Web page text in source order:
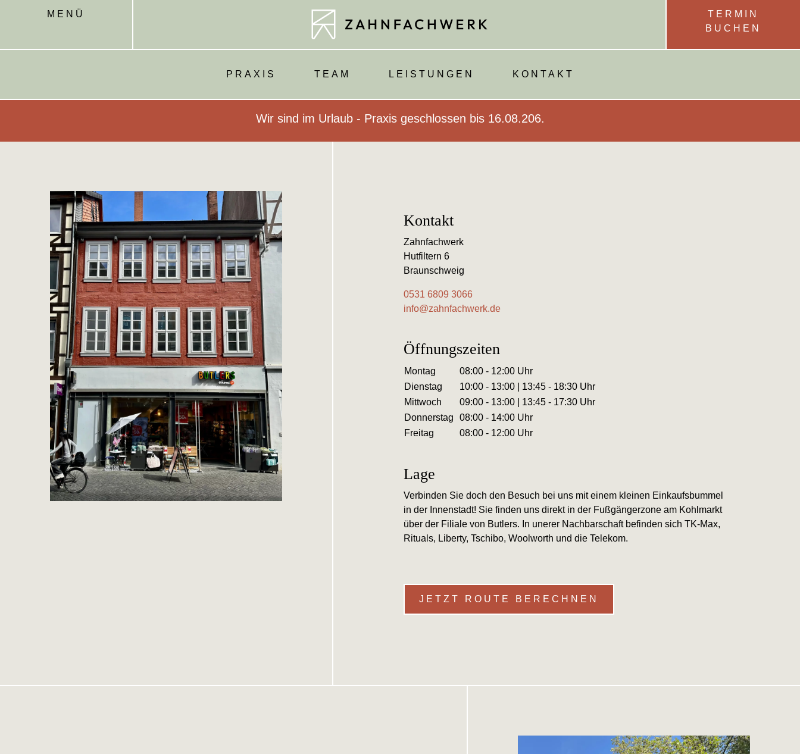
MENÜ
TERMIN
BUCHEN
PRAXIS TEAM LEISTUNGEN KONTAKT
Wir sind im Urlaub - Praxis geschlossen bis 16.08.206.
Kontakt
Zahnfachwerk
Hutfiltern 6
Braunschweig
0531 6809 3066
info@zahnfachwerk.de
Öffnungszeiten
Montag
08:00 - 12:00 Uhr
Dienstag
10:00 - 13:00 | 13:45 - 18:30 Uhr
Mittwoch
09:00 - 13:00 | 13:45 - 17:30 Uhr
Donnerstag
08:00 - 14:00 Uhr
Freitag
08:00 - 12:00 Uhr
Lage
Verbinden Sie doch den Besuch bei uns mit einem kleinen Einkaufsbummel
in der Innenstadt! Sie finden uns direkt in der Fußgängerzone am Kohlmarkt
über der Filiale von Butlers. In unerer Nachbarschaft befinden sich TK-Max,
Rituals, Liberty, Tschibo, Woolworth und die Telekom.
JETZT ROUTE BERECHNEN